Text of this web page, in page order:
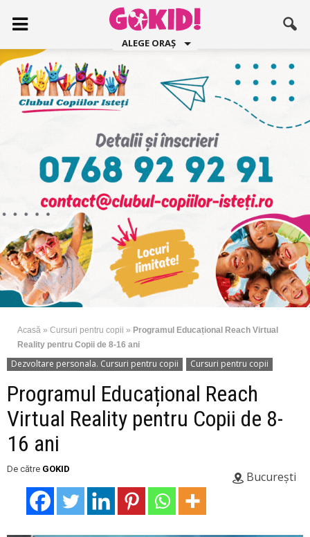
ALEGE ORAȘ
Acasă » Cursuri pentru copii » Programul Educațional Reach Virtual
Reality pentru Copii de 8-16 ani
Dezvoltare personala. Cursuri pentru copii Cursuri pentru copii
Programul Educațional Reach
Virtual Reality pentru Copii de 8-
16 ani
București
De către GOKID